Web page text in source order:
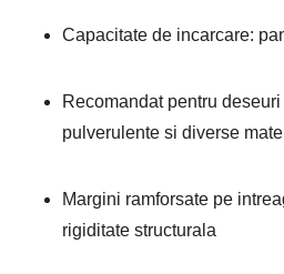
Capacitate de incarcare:
Recomandat pentru
pulverulente si diverse
Margini ramforsate pe
rigiditate structurala